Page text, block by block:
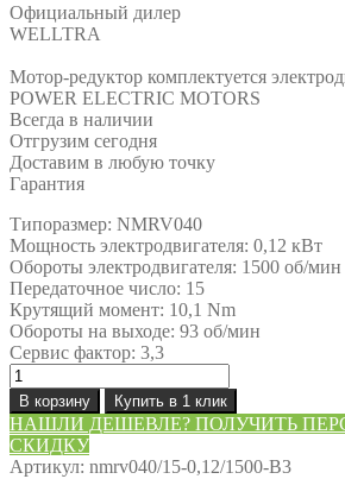
Официальный дилер
WELLTRA
Мотор-редуктор комплектуется
POWER ELECTRIC MOTORS
Всегда в наличии
Отгрузим сегодня
Доставим в любую точку
Гарантия
Типоразмер: NMRV040
Мощность электродвигателя: 0,12 кВт
Обороты электродвигателя: 1500 об/мин
Передаточное число: 15
Крутящий момент: 10,1 Nm
Обороты на выходе: 93 об/мин
Сервис фактор: 3,3
Количество
товара
Мотор-
редуктор
NMRV040/15-
В корзину Купить в 1 клик
НАШЛИ ДЕШЕВЛЕ? ПОЛУЧИТЬ
СКИДКУ
Артикул: nmrv040/15-0,12/1500-В3